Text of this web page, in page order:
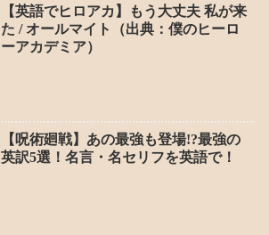
【英語でヒロアカ】もう大丈夫 私が来
た / オールマイト（出典：僕のヒーロ
ーアカデミア）
【呪術廻戦】あの最強も登場!?最強の
英訳5選！名言・名セリフを英語で！